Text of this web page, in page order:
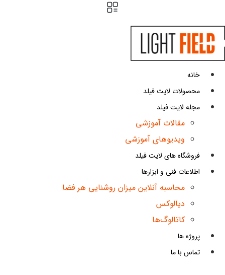
خانه
محصولات لایت فیلد
مجله لایت فیلد
مقالات آموزشی
ویدیوهای آموزشی
فروشگاه های لایت فیلد
اطلاعات فنی و ابزارها
محاسبه آنلاین میزان روشنایی هر فضا
دیالوکس
کاتالوگ‌ها
پروژه ها
تماس با ما